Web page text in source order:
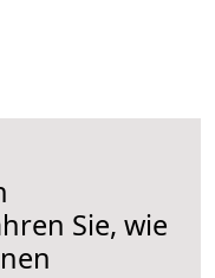
Sie, wie